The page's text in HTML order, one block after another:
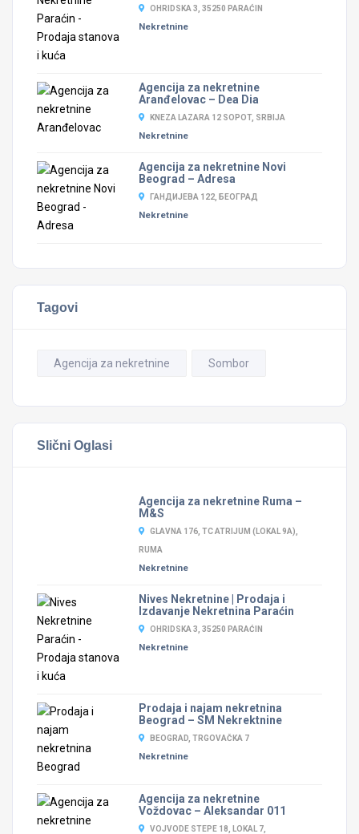
OHRIDSKA 3, 35250 PARAĆIN
Nekretnine
Agencija za nekretnine
Aranđelovac – Dea Dia
KNEZA LAZARA 12 SOPOT, SRBIJA
Nekretnine
Agencija za nekretnine Novi
Beograd – Adresa
ГАНДИЈЕВА 122, БЕОГРАД
Nekretnine
Tagovi
Agencija za nekretnine Sombor
Slični Oglasi
Agencija za nekretnine Ruma –
M&S
GLAVNA 176, TC ATRIJUM (LOKAL 9A),
RUMA
Nekretnine
Nives Nekretnine | Prodaja i
Izdavanje Nekretnina Paraćin
OHRIDSKA 3, 35250 PARAĆIN
Nekretnine
Prodaja i najam nekretnina
Beograd – SM Nekrektnine
BEOGRAD, TRGOVAČKA 7
Nekretnine
Agencija za nekretnine
Voždovac – Aleksandar 011
VOJVODE STEPE 18, LOKAL 7,